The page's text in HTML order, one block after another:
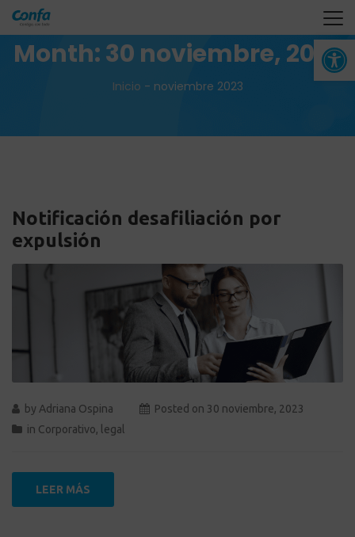
Abrir
Month:30 noviembre, 2023
Inicio - noviembre 2023
Notificación desafiliación por
expulsión
by Adriana Ospina Posted on 30 noviembre, 2023
in Corporativo, legal
LEER MÁS